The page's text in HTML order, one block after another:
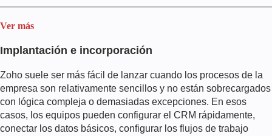
Ver más
Implantación e incorporación
Zoho suele ser más fácil de lanzar cuando los procesos de la
empresa son relativamente sencillos y no están sobrecargados
con lógica compleja o demasiadas excepciones. En esos
casos, los equipos pueden configurar el CRM rápidamente,
conectar los datos básicos, configurar los flujos de trabajo